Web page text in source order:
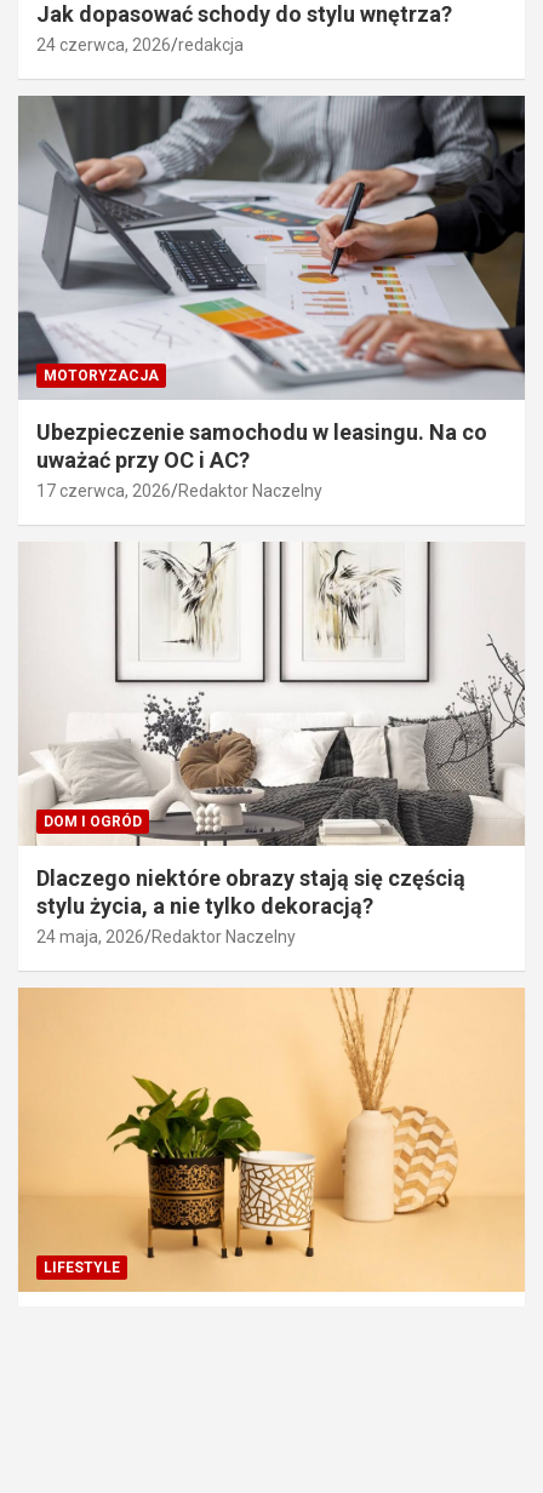
Jak dopasować schody do stylu wnętrza?
24 czerwca, 2026 redakcja
MOTORYZACJA
Ubezpieczenie samochodu w leasingu. Na co
uważać przy OC i AC?
17 czerwca, 2026 Redaktor Naczelny
DOM I OGRÓD
Dlaczego niektóre obrazy stają się częścią
stylu życia, a nie tylko dekoracją?
24 maja, 2026 Redaktor Naczelny
LIFESTYLE